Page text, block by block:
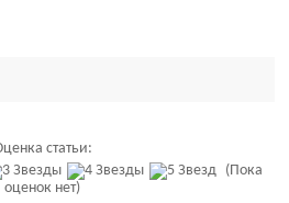
статьи:
(Пока
оценок нет)